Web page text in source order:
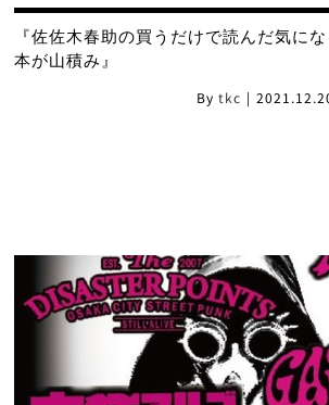
『佐佐木春助の買うだけで読んだ気に
本が山積み』
By tkc |